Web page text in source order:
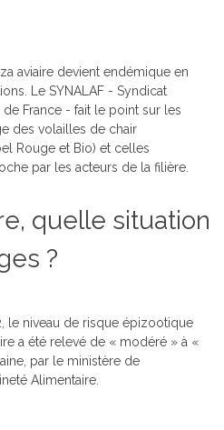
aviaire devient endémique en
Le SYNALAF - Syndicat
France - fait le point sur les
des volailles de chair
Rouge et Bio) et celles
par les acteurs de la filière.
quelle situation
?
le niveau de risque épizootique
a été relevé de « modéré » à «
par le ministère de
Alimentaire.